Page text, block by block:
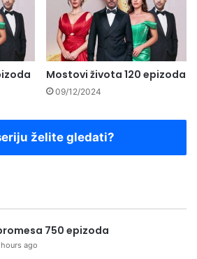
Mostovi života 120 epizoda
09/12/2024
želite gledati?
750 epizoda
ago